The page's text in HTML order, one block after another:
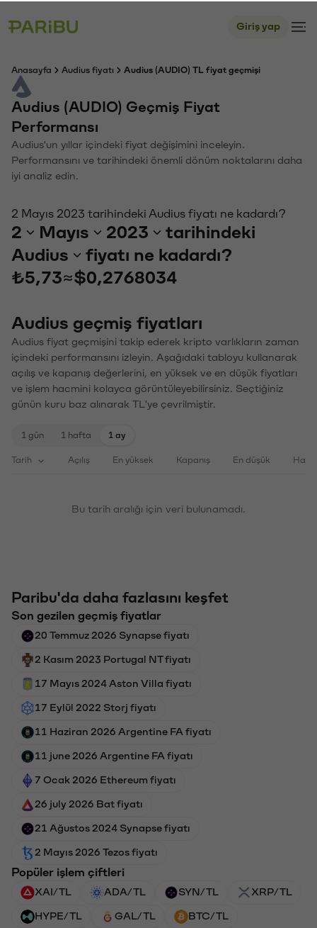
Giriş yap
Anasayfa Audius fiyatı Audius (AUDIO) TL fiyat geçmişi
Audius (AUDIO) Geçmiş Fiyat
Performansı
Audius'un yıllar içindeki fiyat değişimini inceleyin.
Performansını ve tarihindeki önemli dönüm noktalarını daha
iyi analiz edin.
2 Mayıs 2023 tarihindeki Audius fiyatı ne kadardı?
2 Mayıs 2023
tarihindeki
Audius
fiyatı ne kadardı?
₺5,73≈$0,2768034
Audius geçmiş fiyatları
Audius fiyat geçmişini takip ederek kripto varlıkların zaman
içindeki performansını izleyin. Aşağıdaki tabloyu kullanarak
açılış ve kapanış değerlerini, en yüksek ve en düşük fiyatları
ve işlem hacmini kolayca görüntüleyebilirsiniz. Seçtiğiniz
günün kuru baz alınarak TL'ye çevrilmiştir.
1 gün 1 hafta 1 ay
Tarih Açılış En yüksek Kapanış En düşük
Bu tarih aralığı için veri bulunamadı.
Paribu'da daha fazlasını keşfet
Son gezilen geçmiş fiyatlar
20 Temmuz 2026 Synapse fiyatı
2 Kasım 2023 Portugal NT fiyatı
17 Mayıs 2024 Aston Villa fiyatı
17 Eylül 2022 Storj fiyatı
11 Haziran 2026 Argentine FA fiyatı
11 june 2026 Argentine FA fiyatı
7 Ocak 2026 Ethereum fiyatı
26 july 2026 Bat fiyatı
21 Ağustos 2024 Synapse fiyatı
2 Mayıs 2026 Tezos fiyatı
Popüler işlem çiftleri
XAI/TL ADA/TL SYN/TL XRP/TL
HYPE/TL GAL/TL BTC/TL